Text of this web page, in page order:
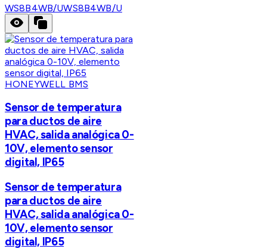
WS8B4WB/UWS8B4WB/U
HONEYWELL BMS
Sensor de temperatura
para ductos de aire
HVAC, salida analógica 0-
10V, elemento sensor
digital, IP65
Sensor de temperatura
para ductos de aire
HVAC, salida analógica 0-
10V, elemento sensor
digital, IP65